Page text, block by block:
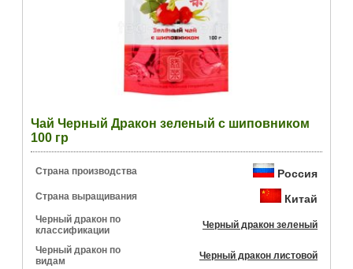
Чай Черный Дракон зеленый с шиповником
100 гр
Страна производства Россия
Страна выращивания Китай
Черный дракон по
классификации
Черный дракон зеленый
Черный дракон по
видам
Черный дракон листовой